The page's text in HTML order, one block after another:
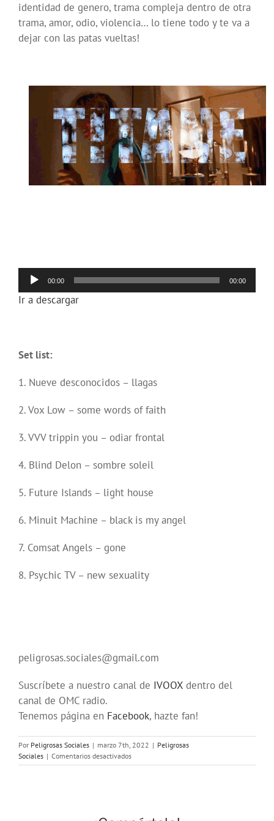
identidad de genero, trama compleja dentro de otra
trama, amor, odio, violencia… lo tiene todo y te va a
dejar con las patas vueltas!
Reproductor
de
audio
00:00 00:00
Ir a descargar
Set list:
1. Nueve desconocidos – llagas
2. Vox Low – some words of faith
3. VVV trippin you – odiar frontal
4. Blind Delon – sombre soleil
5. Future Islands – light house
6. Minuit Machine – black is my angel
7. Comsat Angels – gone
8. Psychic TV – new sexuality
peligrosas.sociales@gmail.com
Suscríbete a nuestro canal de IVOOX dentro del
canal de OMC radio.
Tenemos página en Facebook, hazte fan!
Por Peligrosas Sociales | marzo 7th, 2022 | Peligrosas
Sociales | Comentarios desactivadosen
Programa